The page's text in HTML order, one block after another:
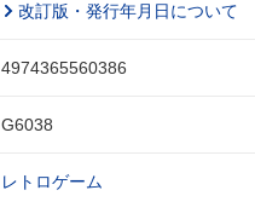
改訂版・発行年月日について
4974365560386
G6038
レトロゲーム